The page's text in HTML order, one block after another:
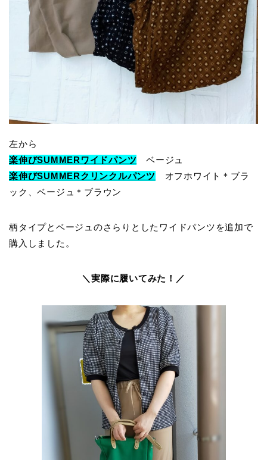
左から
楽伸びSUMMERワイドパンツ ベージュ
楽伸びSUMMERクリンクルパンツ
オフホワイト＊ブラ
ック、ベージュ＊ブラウン
柄タイプとベージュのさらりとしたワイドパンツを追加で
購入しました。
＼実際に履いてみた！／